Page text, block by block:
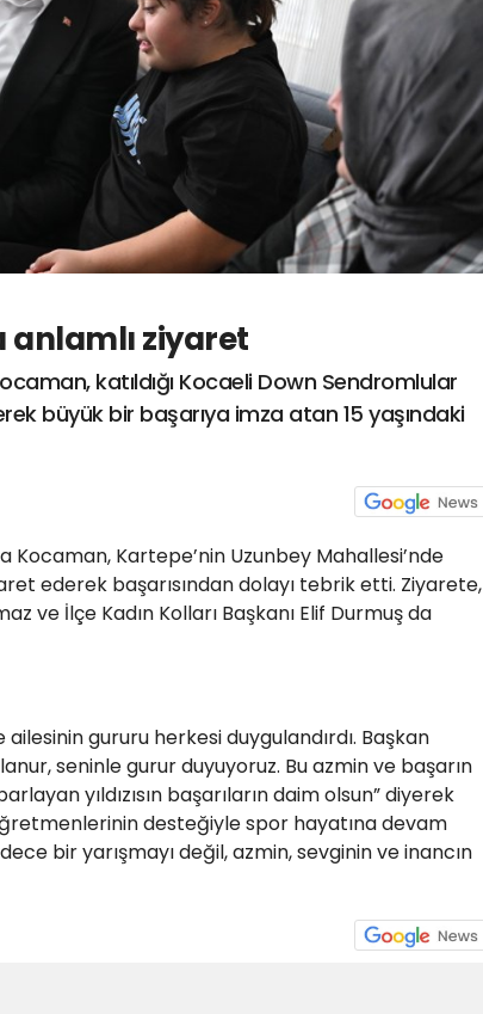
anlamlı ziyaret
katıldığı Kocaeli Down Sendromlular
büyük bir başarıya imza atan 15 yaşındaki
Kocaman, Kartepe’nin Uzunbey Mahallesi’nde
ederek başarısından dolayı tebrik etti. Ziyarete,
ve İlçe Kadın Kolları Başkanı Elif Durmuş da
gururu herkesi duygulandırdı. Başkan
seninle gurur duyuyoruz. Bu azmin ve başarın
yıldızısın başarıların daim olsun” diyerek
desteğiyle spor hayatına devam
bir yarışmayı değil, azmin, sevginin ve inancın